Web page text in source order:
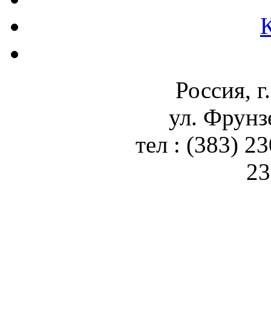
Россия,
ул.
тел : (383)